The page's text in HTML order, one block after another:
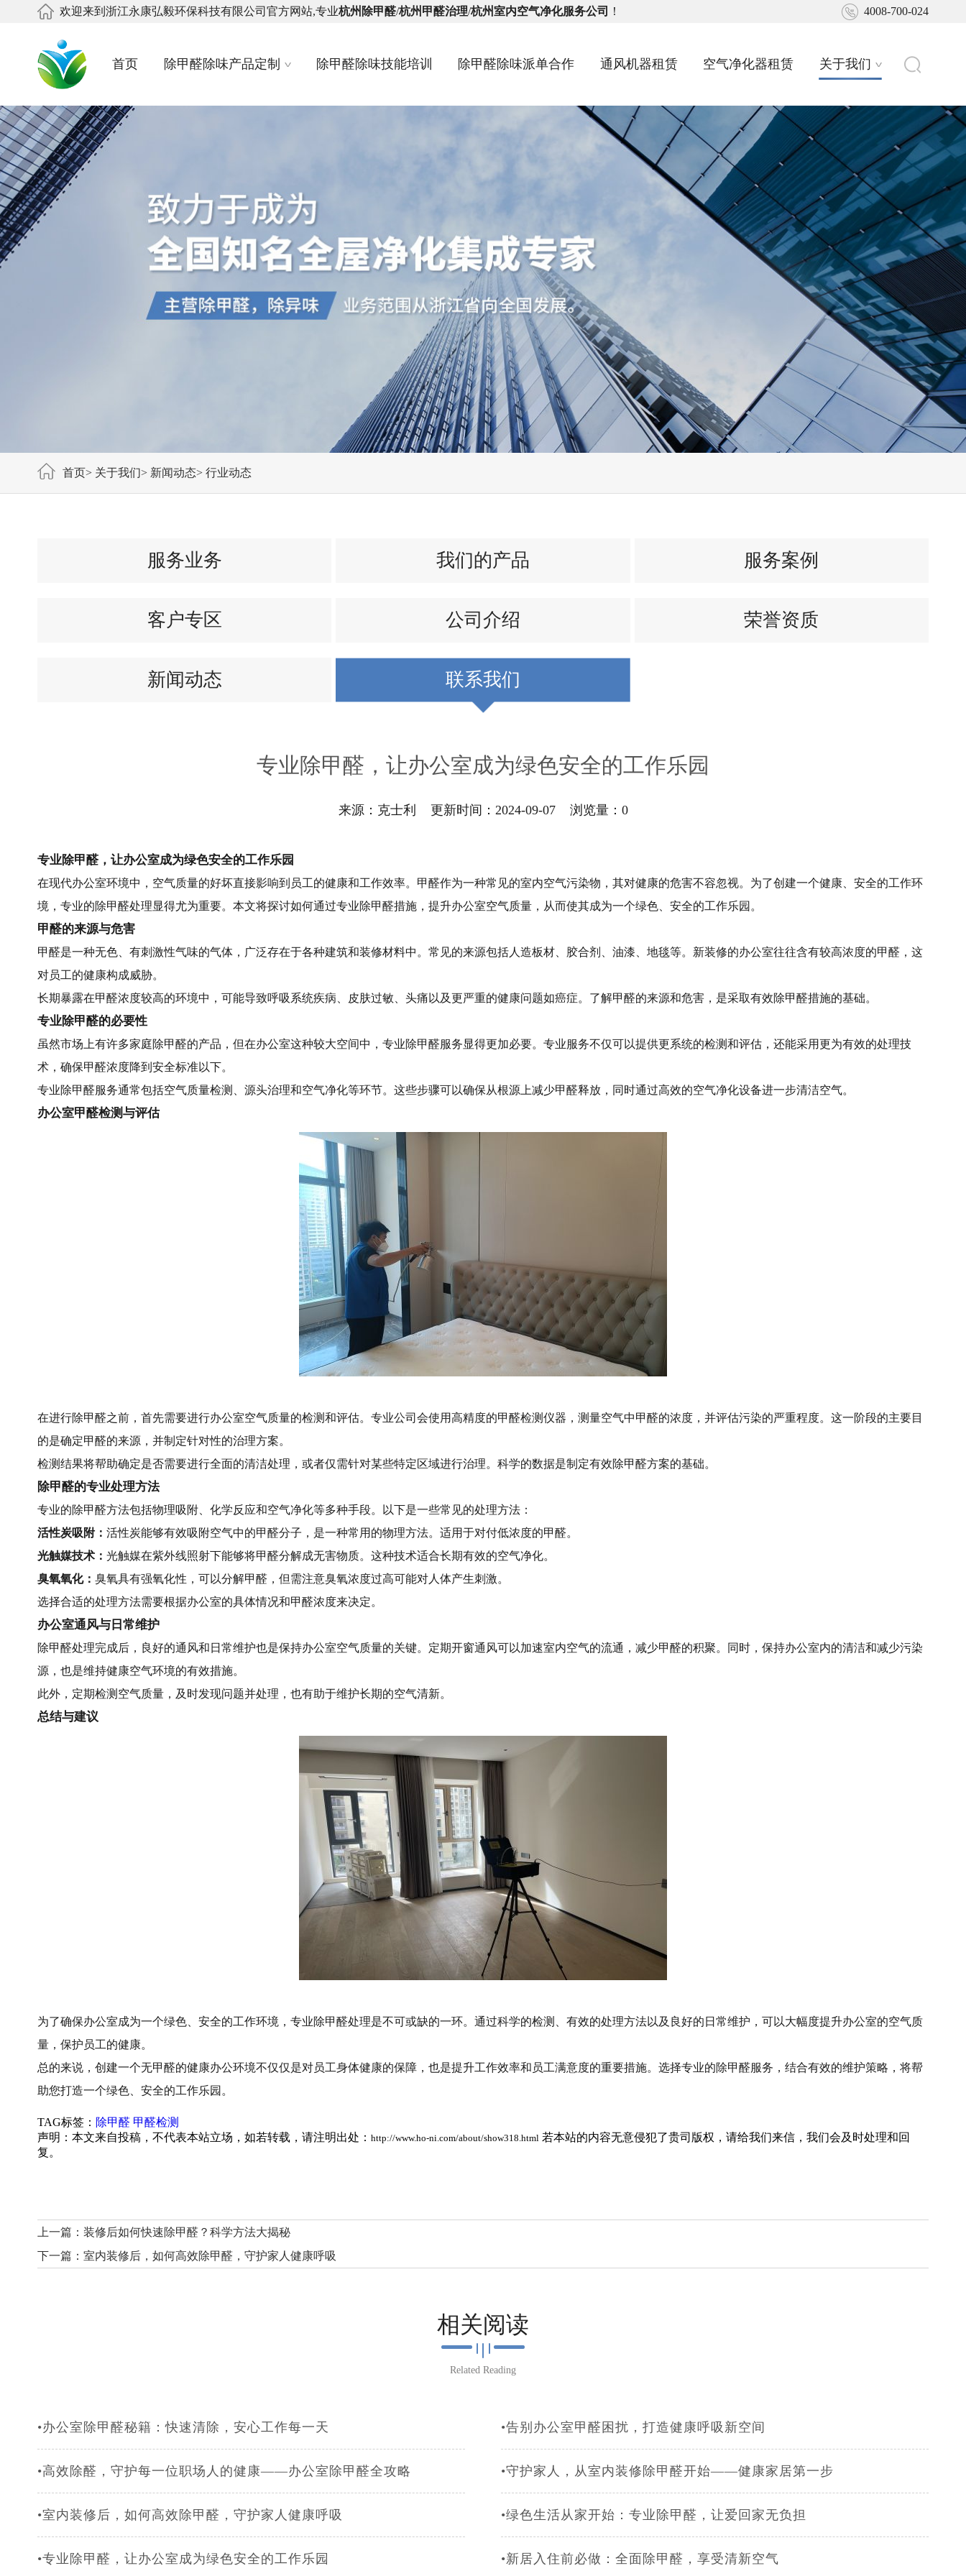
欢迎来到浙江永康弘毅环保科技有限公司官方网站,专业杭州除甲醛/杭州甲醛治理/杭州室内空气净化服务公司 ！ 4008-700-024
首页 除甲醛除味产品定制 除甲醛除味技能培训 除甲醛除味派单合作 通风机器租赁 空气净化器租赁 关于我们
首页> 关于我们> 新闻动态> 行业动态
服务业务 我们的产品 服务案例
客户专区 公司介绍 荣誉资质
新闻动态 联系我们
专业除甲醛，让办公室成为绿色安全的工作乐园
来源：克士利 更新时间：2024-09-07 浏览量： 0
专业除甲醛，让办公室成为绿色安全的工作乐园
在现代办公室环境中，空气质量的好坏直接影响到员工的健康和工作效率。甲醛作为一种常见的室内空气污染物，其对健康的危害不容忽视。为了创建一个健康、安全的工作环
境，专业的除甲醛处理显得尤为重要。本文将探讨如何通过专业除甲醛措施，提升办公室空气质量，从而使其成为一个绿色、安全的工作乐园。
甲醛的来源与危害
甲醛是一种无色、有刺激性气味的气体，广泛存在于各种建筑和装修材料中。常见的来源包括人造板材、胶合剂、油漆、地毯等。新装修的办公室往往含有较高浓度的甲醛，这
对员工的健康构成威胁。
长期暴露在甲醛浓度较高的环境中，可能导致呼吸系统疾病、皮肤过敏、头痛以及更严重的健康问题如癌症。了解甲醛的来源和危害，是采取有效除甲醛措施的基础。
专业除甲醛的必要性
虽然市场上有许多家庭除甲醛的产品，但在办公室这种较大空间中，专业除甲醛服务显得更加必要。专业服务不仅可以提供更系统的检测和评估，还能采用更为有效的处理技
术，确保甲醛浓度降到安全标准以下。
专业除甲醛服务通常包括空气质量检测、源头治理和空气净化等环节。这些步骤可以确保从根源上减少甲醛释放，同时通过高效的空气净化设备进一步清洁空气。
办公室甲醛检测与评估
在进行除甲醛之前，首先需要进行办公室空气质量的检测和评估。专业公司会使用高精度的甲醛检测仪器，测量空气中甲醛的浓度，并评估污染的严重程度。这一阶段的主要目
的是确定甲醛的来源，并制定针对性的治理方案。
检测结果将帮助确定是否需要进行全面的清洁处理，或者仅需针对某些特定区域进行治理。科学的数据是制定有效除甲醛方案的基础。
除甲醛的专业处理方法
专业的除甲醛方法包括物理吸附、化学反应和空气净化等多种手段。以下是一些常见的处理方法：
活性炭吸附： 活性炭能够有效吸附空气中的甲醛分子，是一种常用的物理方法。适用于对付低浓度的甲醛。
光触媒技术： 光触媒在紫外线照射下能够将甲醛分解成无害物质。这种技术适合长期有效的空气净化。
臭氧氧化： 臭氧具有强氧化性，可以分解甲醛，但需注意臭氧浓度过高可能对人体产生刺激。
选择合适的处理方法需要根据办公室的具体情况和甲醛浓度来决定。
办公室通风与日常维护
除甲醛处理完成后，良好的通风和日常维护也是保持办公室空气质量的关键。定期开窗通风可以加速室内空气的流通，减少甲醛的积聚。同时，保持办公室内的清洁和减少污染
源，也是维持健康空气环境的有效措施。
此外，定期检测空气质量，及时发现问题并处理，也有助于维护长期的空气清新。
总结与建议
为了确保办公室成为一个绿色、安全的工作环境，专业除甲醛处理是不可或缺的一环。通过科学的检测、有效的处理方法以及良好的日常维护，可以大幅度提升办公室的空气质
量，保护员工的健康。
总的来说，创建一个无甲醛的健康办公环境不仅仅是对员工身体健康的保障，也是提升工作效率和员工满意度的重要措施。选择专业的除甲醛服务，结合有效的维护策略，将帮
助您打造一个绿色、安全的工作乐园。
TAG标签： 除甲醛 甲醛检测
声明：本文来自投稿，不代表本站立场，如若转载，请注明出处： http://www.ho-ni.com/about/show318.html 若本站的内容无意侵犯了贵司版权，请给我们来信，我们会及时处理和回
复。
上一篇： 装修后如何快速除甲醛？科学方法大揭秘
下一篇： 室内装修后，如何高效除甲醛，守护家人健康呼吸
相关阅读
Related Reading
•办公室除甲醛秘籍：快速清除，安心工作每一天 •告别办公室甲醛困扰，打造健康呼吸新空间
•高效除醛，守护每一位职场人的健康——办公室除甲醛全攻略 •守护家人，从室内装修除甲醛开始——健康家居第一步
•室内装修后，如何高效除甲醛，守护家人健康呼吸 •绿色生活从家开始：专业除甲醛，让爱回家无负担
•专业除甲醛，让办公室成为绿色安全的工作乐园 •新居入住前必做：全面除甲醛，享受清新空气